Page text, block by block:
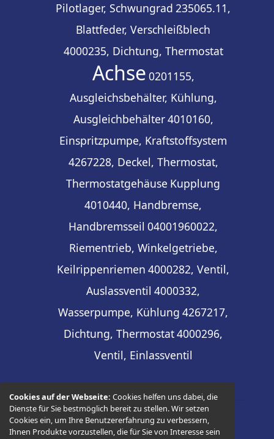
Cookies auf der Webseite:Cookies helfen uns dabei, die
Dienste für Sie bestmöglich bereit zu stellen. Wir setzen
Cookies ein, um Ihre Benutzererfahrung zu verbessern,
Ihnen Produkte vorzustellen, die für Sie von Interesse sein
Pilotlager, Schwungrad 235065.11,
Blattfeder, Verschleißblech
4000235, Dichtung, Thermostat
Achse 0201155,
Ausgleichsbehälter, Kühlung,
Ausgleichbehälter4010160,
Einspritzpumpe, Kraftstoffsystem
4267228, Deckel, Thermostat,
Thermostatgehäuse Kupplung
4010440, Handbremse,
Handbremsseil 04001960022,
Riementrieb, Winkelgetriebe,
Keilrippenriemen 4000282, Ventil,
Auslassventil 4000332,
Wasserpumpe, Kühlung 4267217,
Dichtung, Thermostat4000296,
Ventil, Einlassventil
© 2026 -Thüringer Ersatzteilhandel